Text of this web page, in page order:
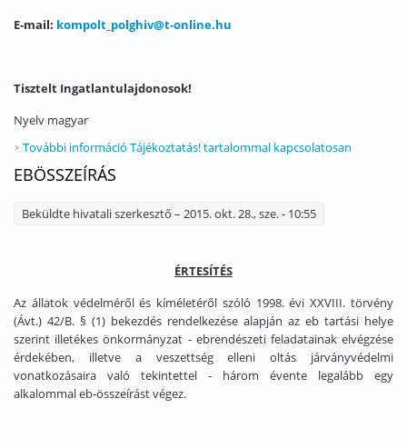
E-mail: kompolt_polghiv@t-online.hu
Tisztelt Ingatlantulajdonosok!
Nyelv magyar
További információ Tájékoztatás! tartalommal kapcsolatosan
EBÖSSZEÍRÁS
Beküldte hivatali szerkesztő – 2015. okt. 28., sze. - 10:55
ÉRTESÍTÉS
Az állatok védelméről és kíméletéről szóló 1998. évi XXVIII. törvény
(Ávt.) 42/B. § (1) bekezdés rendelkezése alapján az eb tartási helye
szerint illetékes önkormányzat - ebrendészeti feladatainak elvégzése
érdekében, illetve a veszettség elleni oltás járványvédelmi
vonatkozásaira való tekintettel - három évente legalább egy
alkalommal eb-összeírást végez.